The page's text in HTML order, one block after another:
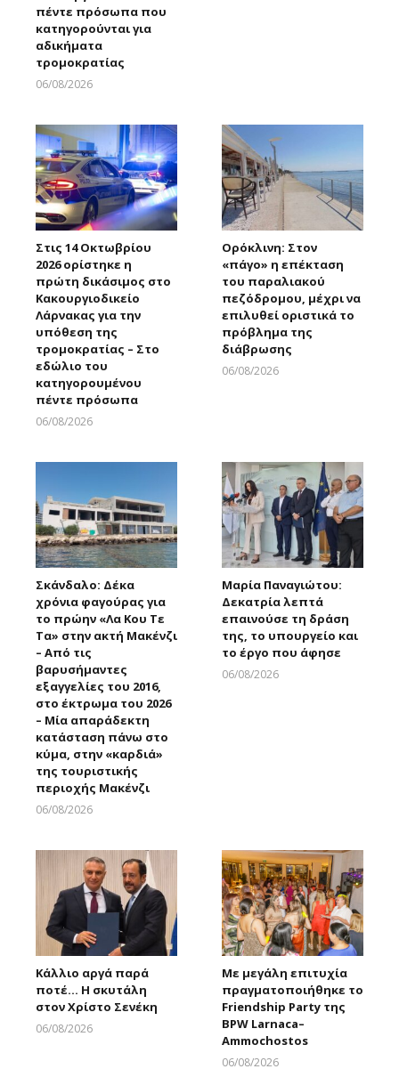
πέντε πρόσωπα που
κατηγορούνται για
αδικήματα
τρομοκρατίας
06/08/2026
Στις 14 Οκτωβρίου
2026 ορίστηκε η
πρώτη δικάσιμος στο
Κακουργιοδικείο
Λάρνακας για την
υπόθεση της
τρομοκρατίας – Στο
εδώλιο του
κατηγορουμένου
πέντε πρόσωπα
06/08/2026
Ορόκλινη: Στον
«πάγο» η επέκταση
του παραλιακού
πεζόδρομου, μέχρι να
επιλυθεί οριστικά το
πρόβλημα της
διάβρωσης
06/08/2026
Σκάνδαλο: Δέκα
χρόνια φαγούρας για
το πρώην «Λα Κου Τε
Τα» στην ακτή Μακένζι
– Από τις
βαρυσήμαντες
εξαγγελίες του 2016,
στο έκτρωμα του 2026
– Μία απαράδεκτη
κατάσταση πάνω στο
κύμα, στην «καρδιά»
της τουριστικής
περιοχής Μακένζι
06/08/2026
Μαρία Παναγιώτου:
Δεκατρία λεπτά
επαινούσε τη δράση
της, το υπουργείο και
το έργο που άφησε
06/08/2026
Κάλλιο αργά παρά
ποτέ… Η σκυτάλη
στον Χρίστο Σενέκη
06/08/2026
Με μεγάλη επιτυχία
πραγματοποιήθηκε το
Friendship Party της
BPW Larnaca–
Ammochostos
06/08/2026